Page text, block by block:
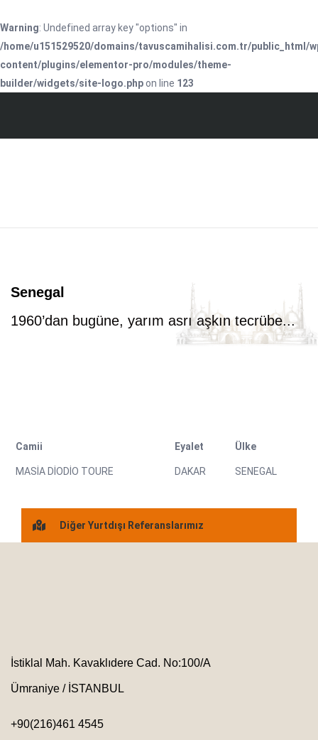
Warning: Undefined array key "options" in
/home/u151529520/domains/tavuscamihalisi.com.tr/public_html/
content/plugins/elementor-pro/modules/theme-
builder/widgets/site-logo.phpon line 123
Senegal
1960’dan bugüne, yarım asrı aşkın tecrübe...
Camii Eyalet Ülke
MASİA DİODİO TOURE DAKAR SENEGAL
Diğer Yurtdışı Referanslarımız
İstiklal Mah. Kavaklıdere Cad. No:100/A
Ümraniye / İSTANBUL
+90(216)461 4545